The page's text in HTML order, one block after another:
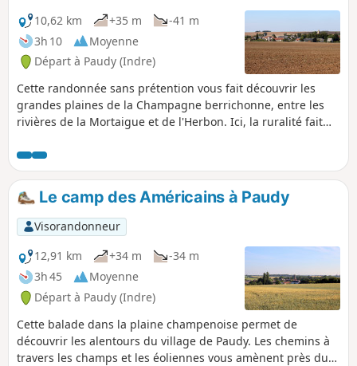
10,62 km
+35 m
-41 m
3h 10
Moyenne
Départ à Paudy (Indre)
Cette randonnée sans prétention vous fait découvrir les
grandes plaines de la Champagne berrichonne, entre les
rivières de la Mortaigue et de l'Herbon. Ici, la ruralité fait
l'exploitation de nombreuses éoliennes, tout en respectant
le patrimoine architectural, représenté notamment par la
tour vestige du château et l'Église Saint-Martin.
Le camp des Américains à Paudy
Visorandonneur
12,91 km
+34 m
-34 m
3h 45
Moyenne
Départ à Paudy (Indre)
Cette balade dans la plaine champenoise permet de
découvrir les alentours du village de Paudy. Les chemins à
travers les champs et les éoliennes vous amènent près du